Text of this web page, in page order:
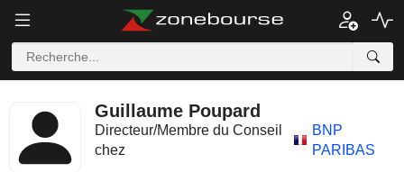
Guillaume Poupard
Directeur/Membre du Conseil
chez
BNP
PARIBAS